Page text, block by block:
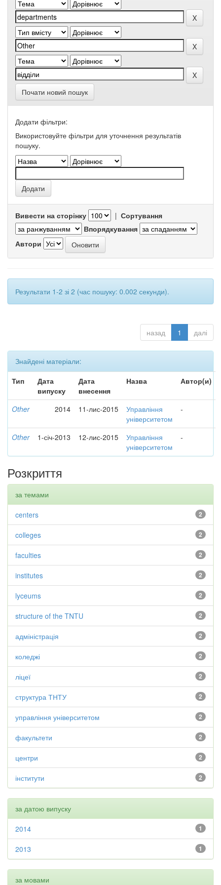
Почати новий пошук
Додати фільтри:
Використовуйте фільтри для уточнення результатів
пошуку.
Вивести на сторінку | Сортування
Впорядкування
Автори
Результати 1-2 зі 2 (час пошуку: 0.002 секунди).
назад 1 далі
Знайдені матеріали:
Тип
Дата
випуску
Дата
внесення
Назва Автор(и)
Other 2014 11-лис-2015
Управління
університетом
-
Other 1-січ-2013 12-лис-2015
Управління
університетом
-
Розкриття
за темами
2
centers
2
colleges
2
faculties
2
institutes
2
lyceums
2
structure of the TNTU
2
адміністрація
2
коледжі
2
ліцеї
2
структура ТНТУ
2
управління університетом
2
факультети
2
центри
2
інститути
за датою випуску
1
2014
1
2013
за мовами